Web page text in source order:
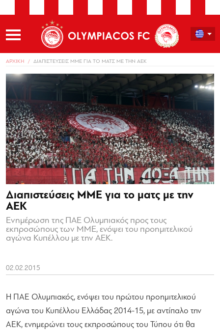
ΑΡΧΙΚΗ ΔΙΑΠΙΣΤΕΥΣΕΙΣ ΜΜΕ ΓΙΑ ΤΟ ΜΑΤΣ ΜΕ ΤΗΝ ΑΕΚ
Διαπιστεύσεις ΜΜΕ για το ματς με την
ΑΕΚ
Ενημέρωση της ΠΑΕ Ολυμπιακός προς τους
εκπροσώπους των ΜΜΕ, ενόψει του προημιτελικού
αγώνα Κυπέλλου με την ΑΕΚ.
02.02.2015
Η ΠΑΕ Ολυμπιακός, ενόψει του πρώτου προημιτελικού
αγώνα του Κυπέλλου Ελλάδας 2014-15, με αντίπαλο την
ΑΕΚ, ενημερώνει τους εκπροσώπους του Τύπου ότι θα